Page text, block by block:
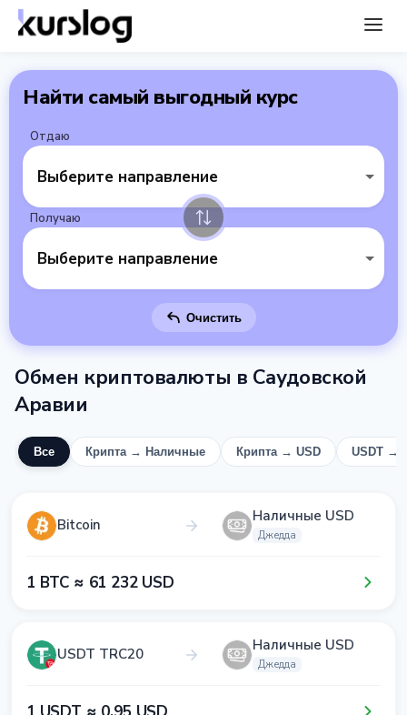
Найти самый выгодный курс
Отдаю
Выберите направление
Получаю
Выберите направление
Очистить
Обмен криптовалюты в Саудовской
Аравии
Все Крипта → Наличные Крипта → USD USDT →
Bitcoin Наличные USD
Джедда
1​ BTC ≈ 6​1​ 2​3​2​ USD
USDT TRC20 Наличные USD
Джедда